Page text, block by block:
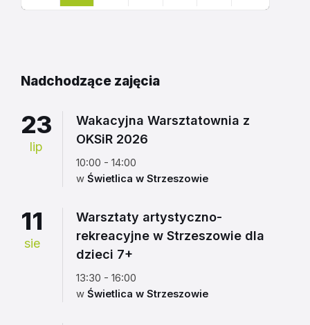
Nadchodzące zajęcia
23
lip
Wakacyjna Warsztatownia z
OKSiR 2026
10:00 - 14:00
w Świetlica w Strzeszowie
11
sie
Warsztaty artystyczno-
rekreacyjne w Strzeszowie dla
dzieci 7+
13:30 - 16:00
w Świetlica w Strzeszowie